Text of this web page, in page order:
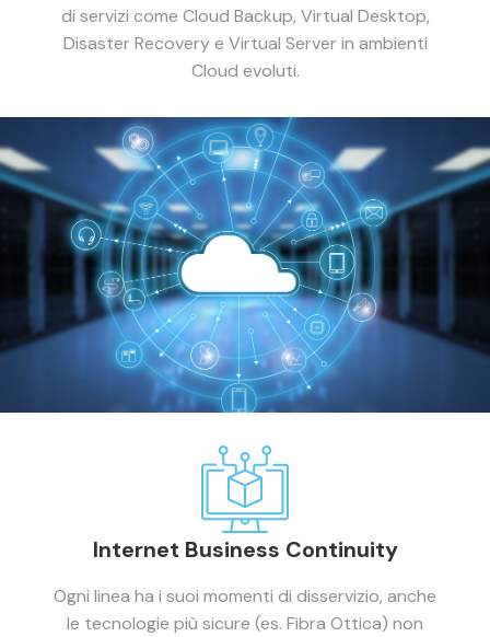
di servizi come Cloud Backup, Virtual Desktop,
Disaster Recovery e Virtual Server in ambienti
Cloud evoluti.
Internet Business Continuity
Ogni linea ha i suoi momenti di disservizio, anche
le tecnologie più sicure (es. Fibra Ottica) non